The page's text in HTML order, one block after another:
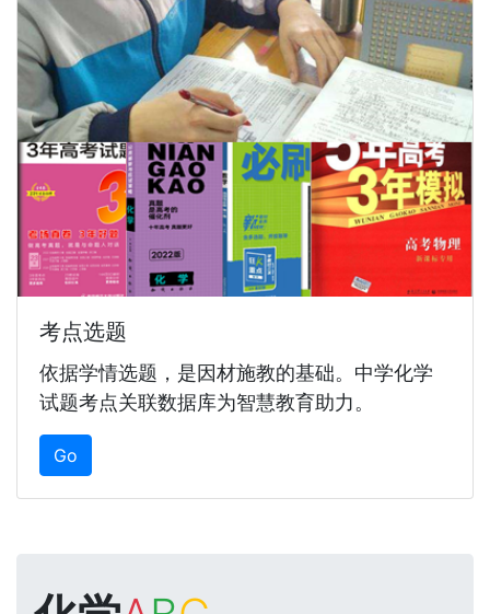
考点选题
依据学情选题，是因材施教的基础。中学化学
试题考点关联数据库为智慧教育助力。
Go